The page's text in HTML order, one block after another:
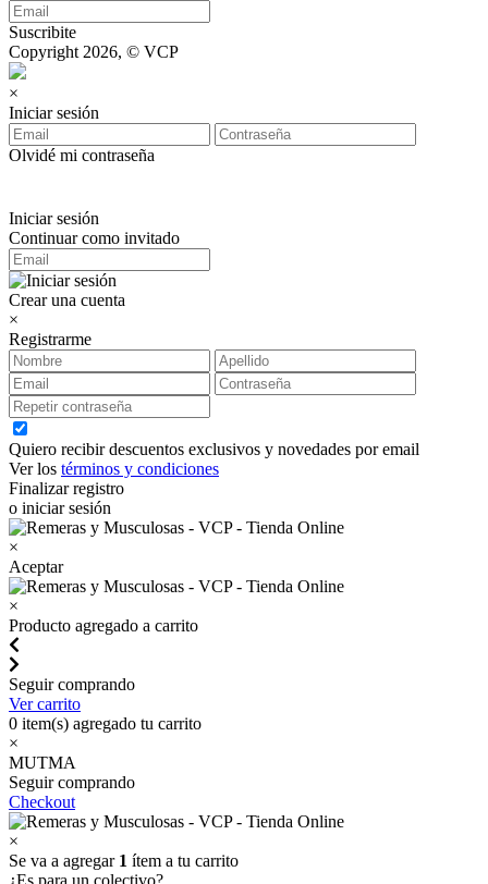
Suscribite
Copyright 2026, © VCP
×
Iniciar sesión
Olvidé mi contraseña
Iniciar sesión
Continuar como invitado
Crear una cuenta
×
Registrarme
Quiero recibir descuentos exclusivos y novedades por email
Ver los términos y condiciones
Finalizar registro
o iniciar sesión
×
Aceptar
×
Producto agregado a carrito
Seguir comprando
Ver carrito
0 item(s) agregado tu carrito
×
MUTMA
Seguir comprando
Checkout
×
Se va a agregar 1 ítem a tu carrito
¿Es para un colectivo?